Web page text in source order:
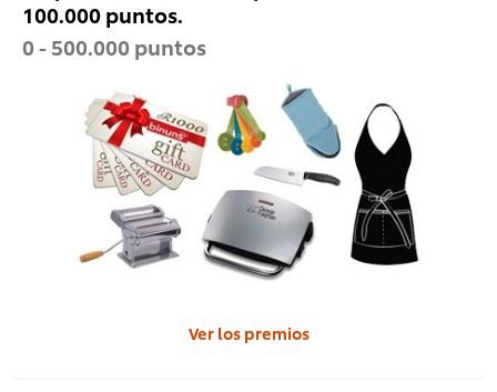
100.000 puntos.
0 - 500.000 puntos
Ver los premios